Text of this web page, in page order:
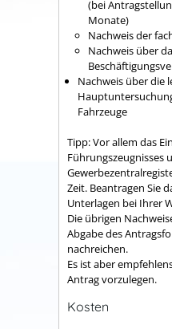
(bei
Monate)
Nachweis der
Nachweis über
Nachweis über die
Fahrzeuge
Tipp: Vor allem das
Führungszeugnisses
Zeit. Beantragen Sie
Unterlagen bei Ihrer
Die übrigen
Abgabe des
nachreichen.
Es ist aber
Antrag vorzulegen.
Kosten